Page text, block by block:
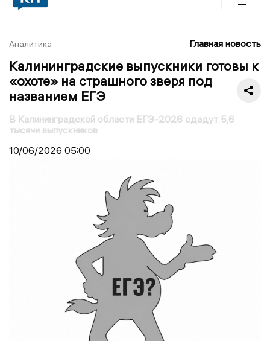
Аналитика Главная новость
Калининградские выпускники готовы к
«охоте» на страшного зверя под
названием ЕГЭ
В Калининградской области ЕГЭ-2026 сдадут 5,6
тысячи выпускников
10/06/2026 05:00